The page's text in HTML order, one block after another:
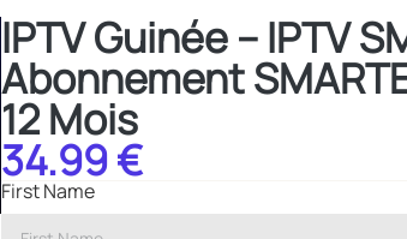
IPTV Guinée – IPTV
Abonnement
12 Mois
34.99 €
First Name